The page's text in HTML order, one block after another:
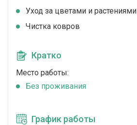
Уход за цветами и растениями
Чистка ковров
Кратко
Место работы:
Без проживания
График работы